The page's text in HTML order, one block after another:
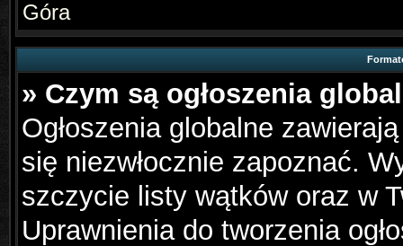
Góra
» Czym są ogłoszenia
Ogłoszenia globalne
się niezwłocznie zapoznać.
szczycie listy wątków oraz w
Uprawnienia do tworzenia